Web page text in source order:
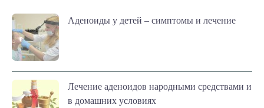
Аденоиды у детей – симптомы и лечение
Лечение аденоидов народными средствами и
в домашних условиях